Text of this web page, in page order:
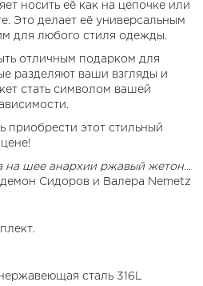
носить её как на цепочке или
Это делает её универсальным
для любого стиля одежды.
отличным подарком для
разделяют ваши взгляды и
стать символом вашей
приобрести этот стильный
на шее анархии ржавый жетон...
Сидоров и Валера Nemetz
сталь 316L